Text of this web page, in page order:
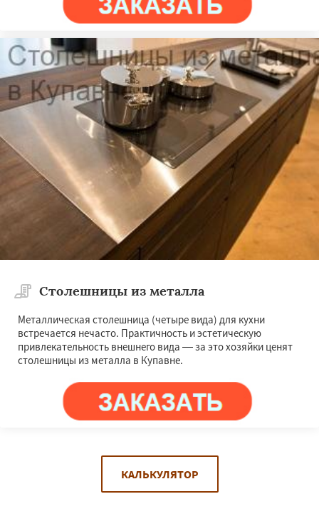
Столешницы из металла
Металлическая столешница (четыре вида) для кухни
встречается нечасто. Практичность и эстетическую
привлекательность внешнего вида — за это хозяйки ценят
столешницы из металла в Купавне.
КАЛЬКУЛЯТОР